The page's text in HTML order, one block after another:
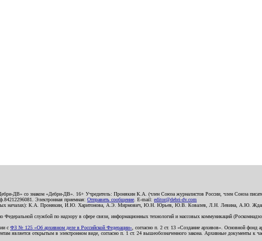
«Дебри-ДВ» со знаком «Дебри-ДВ». 16+ Учредитель: Пронякин К.А. (член Союза журналистов России, член Союза
Электронная приемная: Отправить сообщение . E-mail: editor@debri-dv.com
началах): К.А. Пронякин, И.Ю. Харитонова, А.Э. Мирмович, Ю.Н. Юрьев, Ю.В. Ковалев, Л.Н. Левина, А.Ю.
Федеральной службой по надзору в сфере связи, информационных технологий и массовых коммуникаций
с ФЗ № 125 «Об архивном деле в Российской Федерации» , согласно п. 2 ст. 13 «Создание архивов». Основной фонд
является открытым в электронном виде, согласно п. 1 ст. 24 вышеобозначенного закона. Архивные документы к